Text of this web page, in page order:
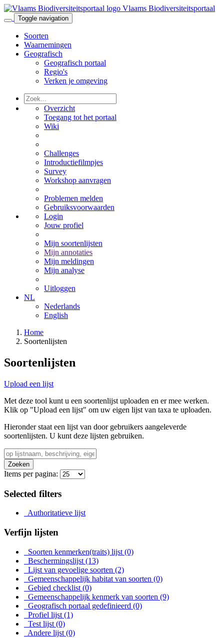
Vlaams Biodiversiteitsportaal
Toggle navigation
Soorten
Waarnemingen
Geografisch
Geografisch portaal
Regio's
Verken je omgeving
Overzicht
Toegang tot het portaal
Wiki
Challenges
Introductiefilmpjes
Survey
Workshop aanvragen
Problemen melden
Gebruiksvoorwaarden
Login
Jouw profiel
Mijn soortenlijsten
Mijn annotaties
Mijn meldingen
Mijn analyse
Uitloggen
NL
Nederlands
English
Home
Soortenlijsten
Soortenlijsten
Upload een lijst
Met deze tool kunt u een soortenlijst uploaden en er mee werken.
Klik op "Upload een lijst" om uw eigen lijst van taxa te uploaden.
Hieronder staat een lijst van door gebruikers aangeleverde
soortenlijsten. U kunt deze lijsten gebruiken.
Zoeken
Items per pagina:
Selected filters
Authoritatieve lijst
Verfijn lijsten
Soorten kenmerken(traits) lijst (0)
Beschermingslijst (13)
Lijst van gevoelige soorten (2)
Gemeenschappelijk habitat van soorten (0)
Gebied checklist (0)
Gemeenschappelijk kenmerk van soorten (9)
Geografisch portaal gedefinieerd (0)
Profiel lijst (1)
Test lijst (0)
Andere lijst (0)